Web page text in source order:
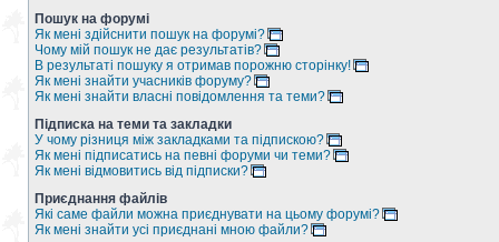
Пошук на форумі
Як мені здійснити пошук на форумі?
Чому мій пошук не дає результатів?
В результаті пошуку я отримав порожню сторінку!
Як мені знайти учасників форуму?
Як мені знайти власні повідомлення та теми?
Підписка на теми та закладки
У чому різниця між закладками та підпискою?
Як мені підписатись на певні форуми чи теми?
Як мені відмовитись від підписки?
Приєднання файлів
Які саме файли можна приєднувати на цьому форумі?
Як мені знайти усі приєднані мною файли?